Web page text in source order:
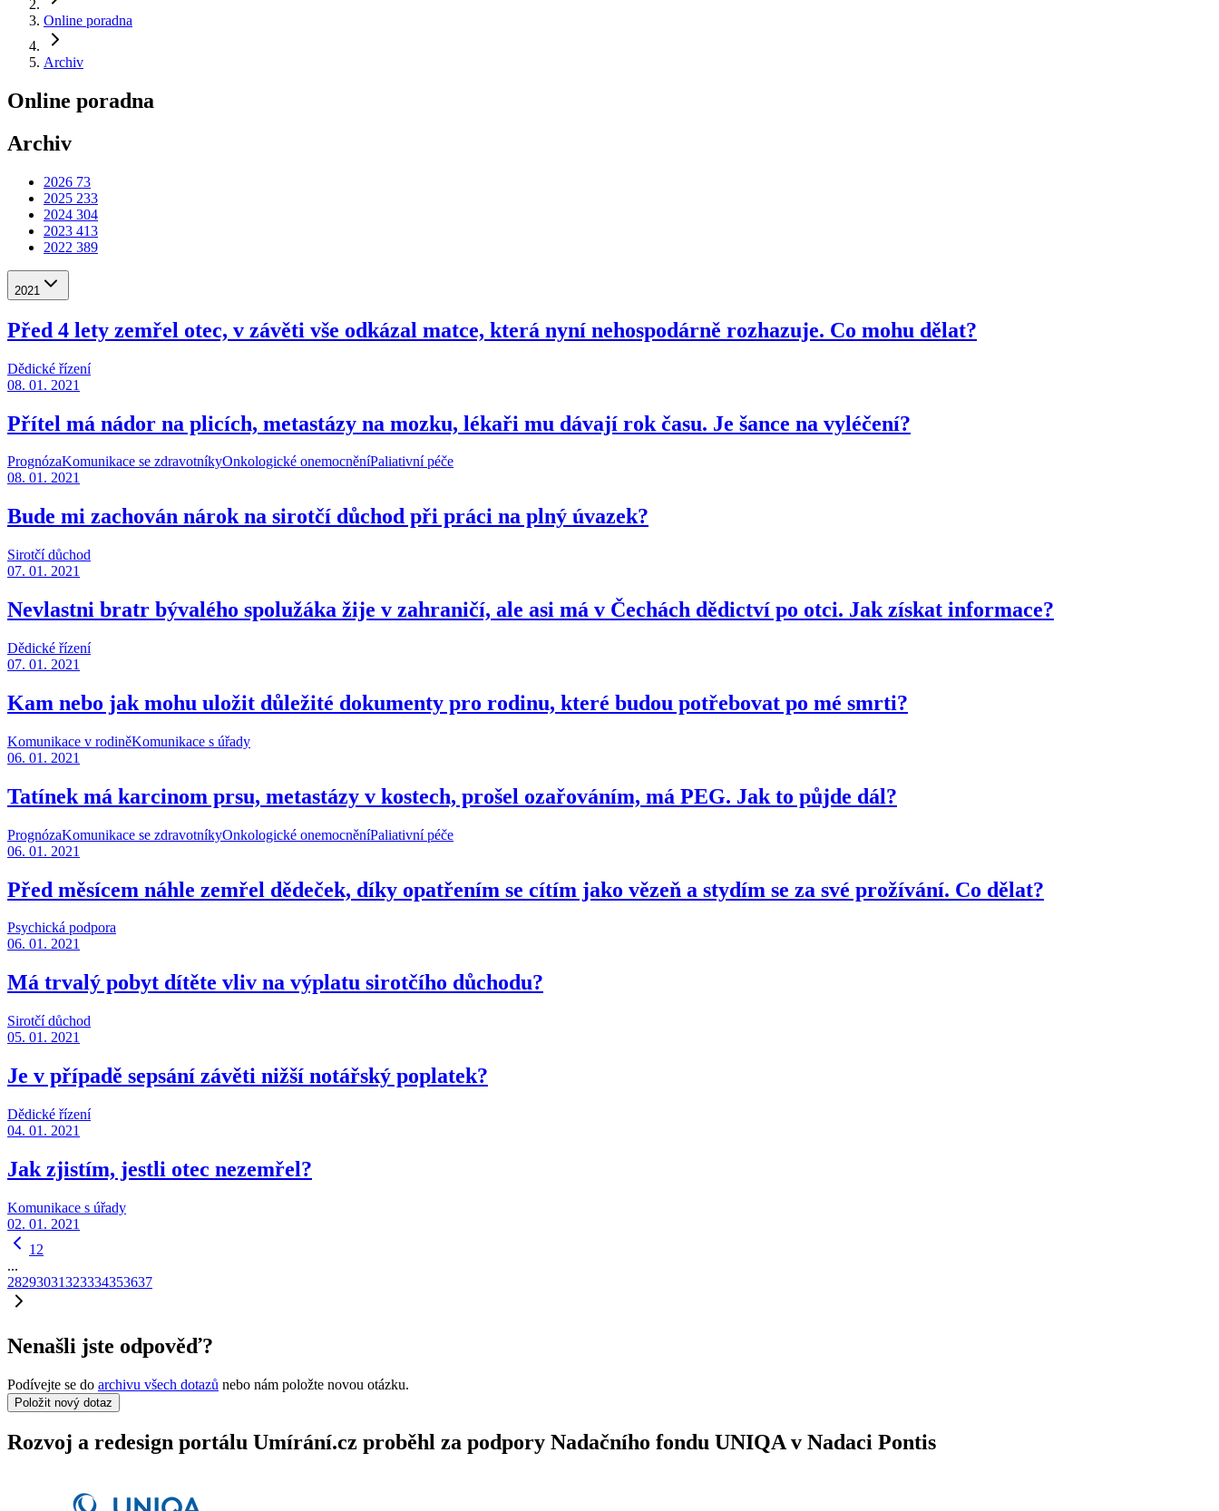
Online poradna
Archiv
Online poradna
Archiv
2026 73
2025 233
2024 304
2023 413
2022 389
2021
Před 4 lety zemřel otec, v závěti vše odkázal matce, která nyní nehospodárně rozhazuje. Co mohu dělat?
Dědické řízení
08. 01. 2021
Přítel má nádor na plicích, metastázy na mozku, lékaři mu dávají rok času. Je šance na vyléčení?
PrognózaKomunikace se zdravotníkyOnkologické onemocněníPaliativní péče
08. 01. 2021
Bude mi zachován nárok na sirotčí důchod při práci na plný úvazek?
Sirotčí důchod
07. 01. 2021
Nevlastni bratr bývalého spolužáka žije v zahraničí, ale asi má v Čechách dědictví po otci. Jak získat informace?
Dědické řízení
07. 01. 2021
Kam nebo jak mohu uložit důležité dokumenty pro rodinu, které budou potřebovat po mé smrti?
Komunikace v rodiněKomunikace s úřady
06. 01. 2021
Tatínek má karcinom prsu, metastázy v kostech, prošel ozařováním, má PEG. Jak to půjde dál?
PrognózaKomunikace se zdravotníkyOnkologické onemocněníPaliativní péče
06. 01. 2021
Před měsícem náhle zemřel dědeček, díky opatřením se cítím jako vězeň a stydím se za své prožívání. Co dělat?
Psychická podpora
06. 01. 2021
Má trvalý pobyt dítěte vliv na výplatu sirotčího důchodu?
Sirotčí důchod
05. 01. 2021
Je v případě sepsání závěti nižší notářský poplatek?
Dědické řízení
04. 01. 2021
Jak zjistím, jestli otec nezemřel?
Komunikace s úřady
02. 01. 2021
1 2
...
28293031323334353637
Nenašli jste odpověď?
Podívejte se do archivu všech dotazů nebo nám položte novou otázku.
Položit nový dotaz
Rozvoj a redesign portálu Umírání.cz proběhl za podpory Nadačního fondu UNIQA v Nadaci Pontis